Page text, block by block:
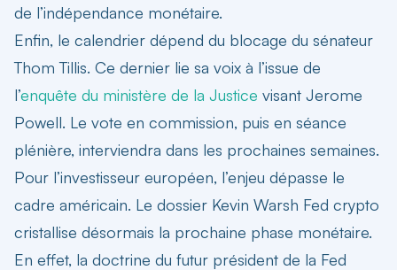
de l’indépendance monétaire.
Enfin, le calendrier dépend du blocage du sénateur
Thom Tillis. Ce dernier lie sa voix à l’issue de
l’enquête du ministère de la Justice visant Jerome
Powell. Le vote en commission, puis en séance
plénière, interviendra dans les prochaines semaines.
Pour l’investisseur européen, l’enjeu dépasse le
cadre américain. Le dossier Kevin Warsh Fed crypto
cristallise désormais la prochaine phase monétaire.
En effet, la doctrine du futur président de la Fed